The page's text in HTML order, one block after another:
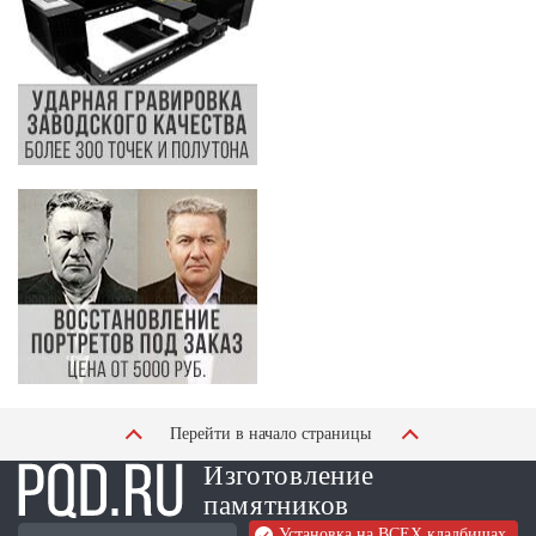
Перейти в начало страницы
Изготовление
памятников